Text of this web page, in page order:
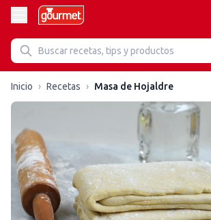
Inicio › Recetas › Masa de Hojaldre